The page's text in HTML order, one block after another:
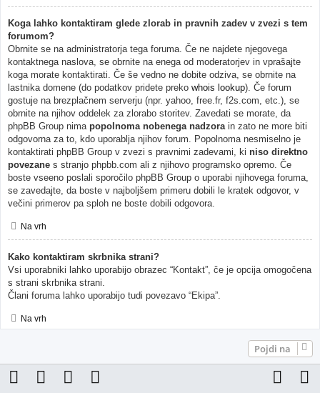
Koga lahko kontaktiram glede zlorab in pravnih zadev v zvezi s tem
forumom?
Obrnite se na administratorja tega foruma. Če ne najdete njegovega
kontaktnega naslova, se obrnite na enega od moderatorjev in vprašajte
koga morate kontaktirati. Če še vedno ne dobite odziva, se obrnite na
lastnika domene (do podatkov pridete preko whois lookup). Če forum
gostuje na brezplačnem serverju (npr. yahoo, free.fr, f2s.com, etc.), se
obrnite na njihov oddelek za zlorabo storitev. Zavedati se morate, da
phpBB Group nima popolnoma nobenega nadzora in zato ne more biti
odgovorna za to, kdo uporablja njihov forum. Popolnoma nesmiselno je
kontaktirati phpBB Group v zvezi s pravnimi zadevami, ki niso direktno
povezane s stranjo phpbb.com ali z njihovo programsko opremo. Če
boste vseeno poslali sporočilo phpBB Group o uporabi njihovega foruma,
se zavedajte, da boste v najboljšem primeru dobili le kratek odgovor, v
večini primerov pa sploh ne boste dobili odgovora.
Na vrh
Kako kontaktiram skrbnika strani?
Vsi uporabniki lahko uporabijo obrazec “Kontakt”, če je opcija omogočena
s strani skrbnika strani.
Člani foruma lahko uporabijo tudi povezavo “Ekipa”.
Na vrh
Pojdi na